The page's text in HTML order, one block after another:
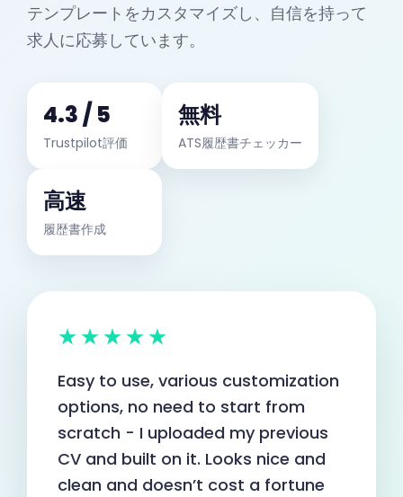
テンプレートをカスタマイズし、自信を持って
求人に応募しています。
4.3 / 5
Trustpilot評価
無料
ATS履歴書チェッカー
高速
履歴書作成
★★★★★
Easy to use, various customization
options, no need to start from
scratch - I uploaded my previous
CV and built on it. Looks nice and
clean and doesn’t cost a fortune